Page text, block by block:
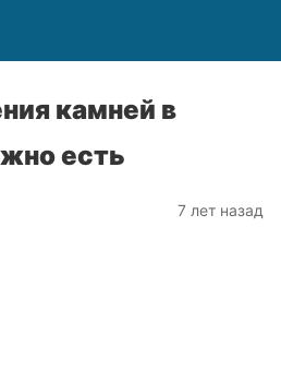
камней в
есть
7 лет назад